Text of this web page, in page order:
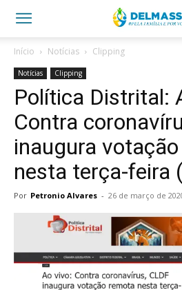
Início Notícias Clipping
Notícias Clipping
Política Distrital:
Contra
inaugura
nesta terça-feira
Por Petronio Alvares - 26 de março de